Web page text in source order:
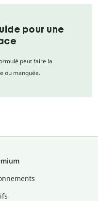
pour une
peut faire la
ou manquée.